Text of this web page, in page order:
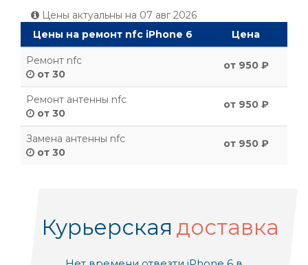
Цены актуальны на 07 авг 2026
Цены на ремонт nfc iPhone 6
Цена
Ремонт nfc
от 30
от 950 ₽
Ремонт антенны nfc
от 30
от 950 ₽
Замена антенны nfc
от 30
от 950 ₽
Курьерская доставка